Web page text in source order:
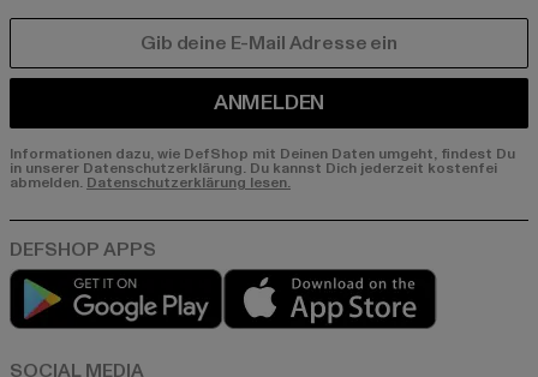
ANMELDEN
Informationen dazu, wie DefShop mit Deinen Daten umgeht, findest Du
in unserer Datenschutzerklärung. Du kannst Dich jederzeit kostenfei
abmelden. Datenschutzerklärung lesen.
Play market